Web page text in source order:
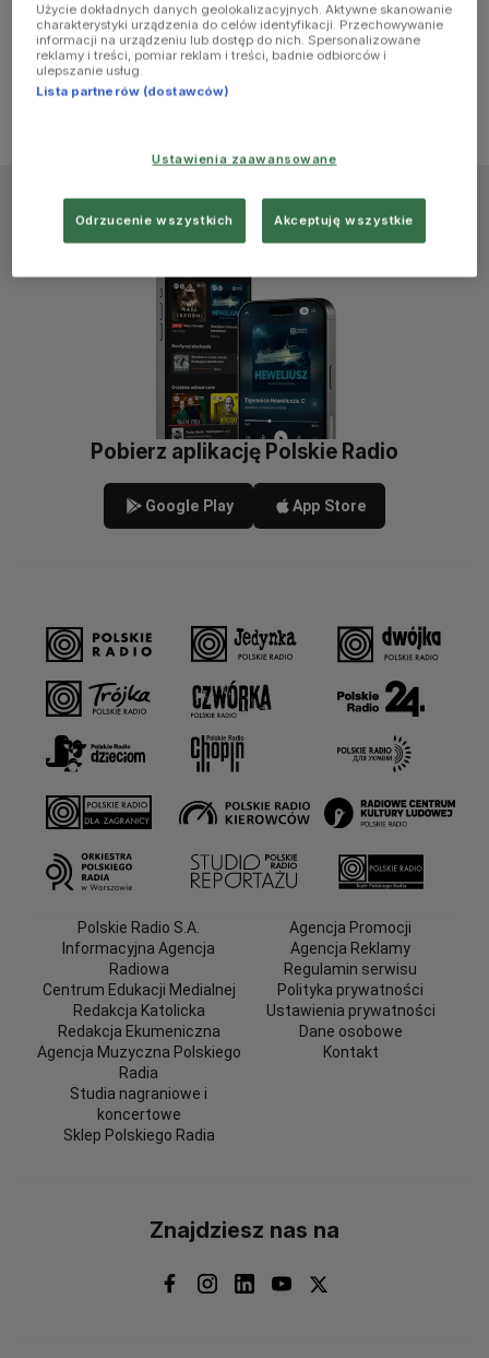
more
information)
Pobierz aplikację Polskie Radio
Google Play App Store
Polskie Radio S.A.
Informacyjna Agencja
Radiowa
Centrum Edukacji Medialnej
Redakcja Katolicka
Redakcja Ekumeniczna
Agencja Muzyczna Polskiego
Radia
Studia nagraniowe i
koncertowe
Sklep Polskiego Radia
Agencja Promocji
Agencja Reklamy
Regulamin serwisu
Polityka prywatności
Ustawienia prywatności
Dane osobowe
Kontakt
Znajdziesz nas na
Użycie dokładnych danych geolokalizacyjnych. Aktywne skanowanie
charakterystyki urządzenia do celów identyfikacji. Przechowywanie
informacji na urządzeniu lub dostęp do nich. Spersonalizowane
reklamy i treści, pomiar reklam i treści, badnie odbiorców i
ulepszanie usług.
Lista partnerów (dostawców)
Ustawienia zaawansowane
Odrzucenie wszystkich Akceptuję wszystkie